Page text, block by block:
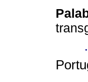
·